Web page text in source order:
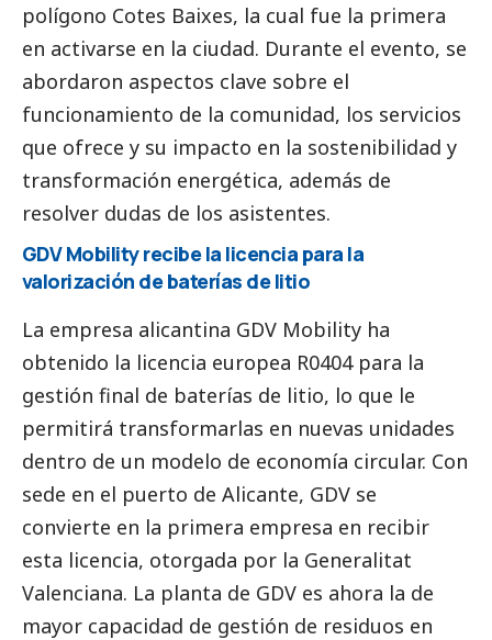
polígono Cotes Baixes, la cual fue la primera
en activarse en la ciudad. Durante el evento, se
abordaron aspectos clave sobre el
funcionamiento de la comunidad, los servicios
que ofrece y su impacto en la sostenibilidad y
transformación energética, además de
resolver dudas de los asistentes.
GDV Mobility recibe la licencia para la
valorización de baterías de litio
La empresa alicantina GDV Mobility ha
obtenido la licencia europea R0404 para la
gestión final de baterías de litio, lo que le
permitirá transformarlas en nuevas unidades
dentro de un modelo de economía circular. Con
sede en el puerto de Alicante, GDV se
convierte en la primera empresa en recibir
esta licencia, otorgada por la Generalitat
Valenciana. La planta de GDV es ahora la de
mayor capacidad de gestión de residuos en